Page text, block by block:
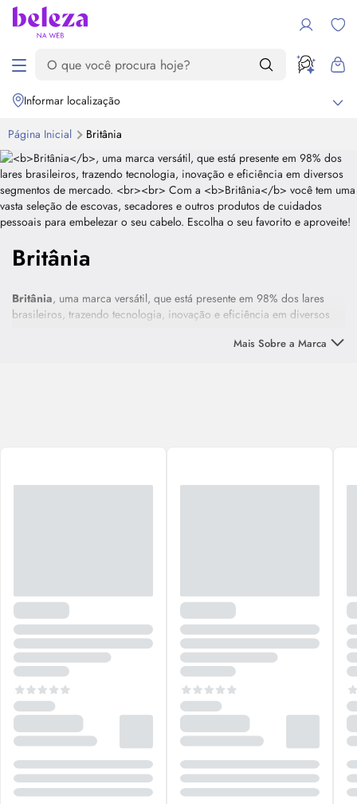
Informar localização
Página Inicial Britânia
Britânia
Britânia, uma marca versátil, que está presente em 98% dos lares
brasileiros, trazendo tecnologia, inovação e eficiência em diversos
Mais Sobre a Marca